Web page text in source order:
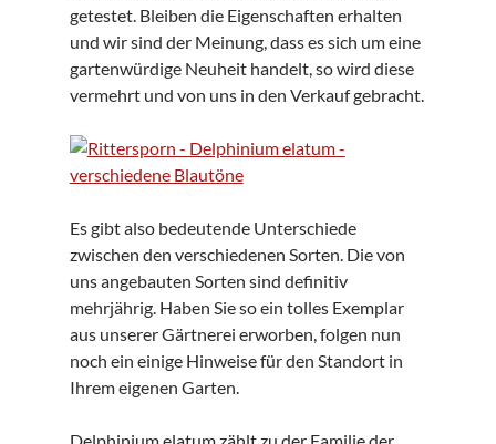
getestet. Bleiben die Eigenschaften erhalten
und wir sind der Meinung, dass es sich um eine
gartenwürdige Neuheit handelt, so wird diese
vermehrt und von uns in den Verkauf gebracht.
Es gibt also bedeutende Unterschiede
zwischen den verschiedenen Sorten. Die von
uns angebauten Sorten sind definitiv
mehrjährig. Haben Sie so ein tolles Exemplar
aus unserer Gärtnerei erworben, folgen nun
noch ein einige Hinweise für den Standort in
Ihrem eigenen Garten.